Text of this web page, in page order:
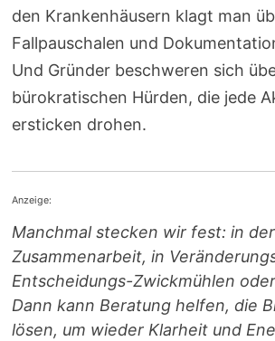
den Krankenhäusern klagt man
Fallpauschalen und
Und Gründer beschweren sich
bürokratischen Hürden, die jede
ersticken drohen.
Anzeige:
Manchmal stecken wir fest: in der
Zusammenarbeit, in
Entscheidungs-Zwickmühlen
Dann kann Beratung helfen, die
lösen, um wieder Klarheit und